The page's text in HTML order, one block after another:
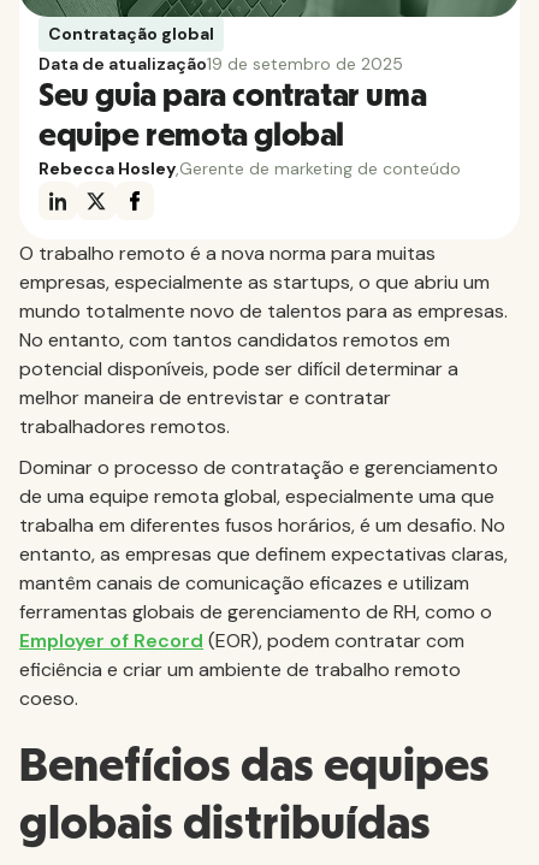
Contratação global
Data de atualização19 de setembro de 2025
Seu guia para contratar uma
equipe remota global
Rebecca Hosley,Gerente de marketing de conteúdo
O trabalho remoto é a nova norma para muitas
empresas, especialmente as startups, o que abriu um
mundo totalmente novo de talentos para as empresas.
No entanto, com tantos candidatos remotos em
potencial disponíveis, pode ser difícil determinar a
melhor maneira de entrevistar e contratar
trabalhadores remotos.
Dominar o processo de contratação e gerenciamento
de uma equipe remota global, especialmente uma que
trabalha em diferentes fusos horários, é um desafio. No
entanto, as empresas que definem expectativas claras,
mantêm canais de comunicação eficazes e utilizam
ferramentas globais de gerenciamento de RH, como o
Employer of Record (EOR), podem contratar com
eficiência e criar um ambiente de trabalho remoto
coeso.
Benefícios das equipes
globais distribuídas